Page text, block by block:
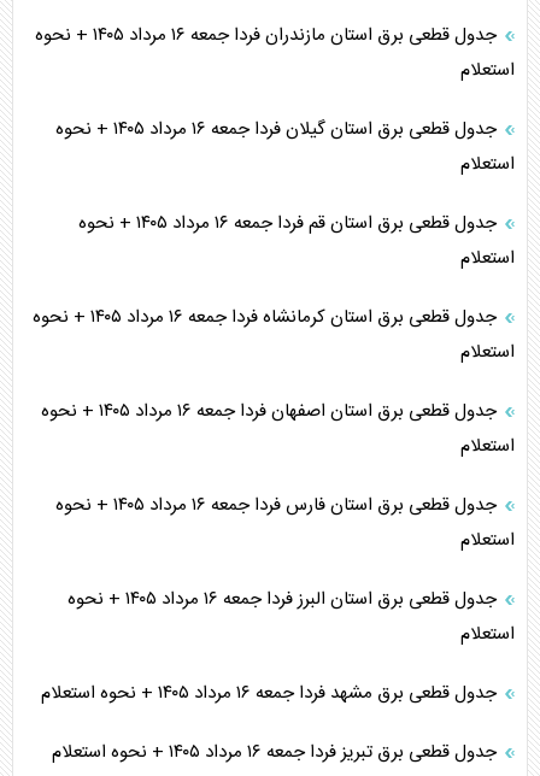
جدول قطعی برق استان مازندران فردا جمعه ۱۶ مرداد ۱۴۰۵ + نحوه
استعلام
جدول قطعی برق استان گیلان فردا جمعه ۱۶ مرداد ۱۴۰۵ + نحوه
استعلام
جدول قطعی برق استان قم فردا جمعه ۱۶ مرداد ۱۴۰۵ + نحوه
استعلام
جدول قطعی برق استان کرمانشاه فردا جمعه ۱۶ مرداد ۱۴۰۵ + نحوه
استعلام
جدول قطعی برق استان اصفهان فردا جمعه ۱۶ مرداد ۱۴۰۵ + نحوه
استعلام
جدول قطعی برق استان فارس فردا جمعه ۱۶ مرداد ۱۴۰۵ + نحوه
استعلام
جدول قطعی برق استان البرز فردا جمعه ۱۶ مرداد ۱۴۰۵ + نحوه
استعلام
جدول قطعی برق مشهد فردا جمعه ۱۶ مرداد ۱۴۰۵ + نحوه استعلام
جدول قطعی برق تبریز فردا جمعه ۱۶ مرداد ۱۴۰۵ + نحوه استعلام